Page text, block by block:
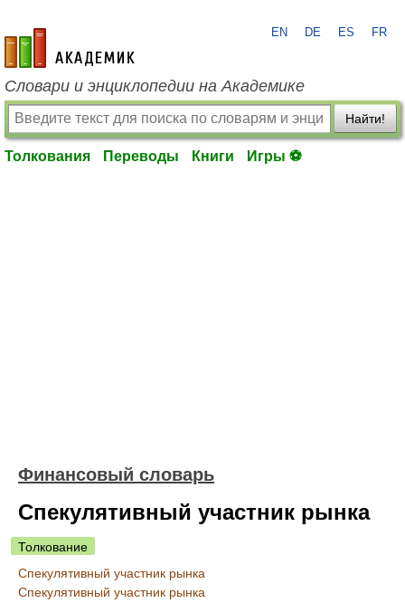
academic.ru
EN DE ES FR
Словари и энциклопедии на Академике
Найти!
Толкования Переводы Книги Игры ⚽
Финансовый словарь
Спекулятивный участник рынка
Толкование
Спекулятивный участник рынка
Спекулятивный участник рынка